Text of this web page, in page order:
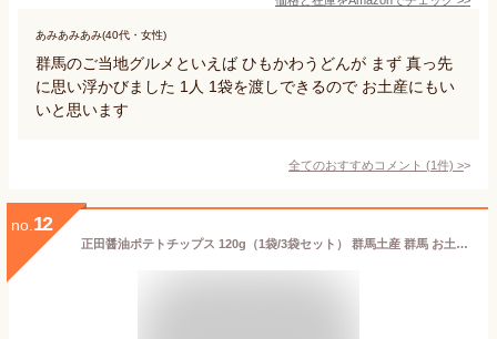
あみあみあみ(40代・女性)
群馬のご当地グルメといえば ひもかわうどんが まず 真っ先
に思い浮かびました 1人 1袋を渡しできるので お土産にもい
いと思います
全てのおすすめコメント (1件) >
no. 12
正田醤油ポテトチップス 120g（1袋/3袋セット） 群馬土産 群馬 お土産 正田しょうゆ ご当地 限定 ポテトチップス つるまい本舗